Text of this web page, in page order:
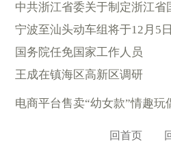
国务院任免国家工作人员
王成在镇海区高新区调研
电商平台售卖“幼女款”情趣玩
回首页